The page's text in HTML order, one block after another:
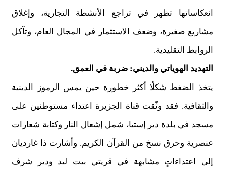
انعكاساتها تظهر في تراجع الأنشطة التجارية، وإغلاق
مشاريع صغيرة، وضعف الاستثمار في المجال العام، وتآكل
الروابط التقليدية.
التهديد الهوياتي والديني: ضربة في العمق.
يتخذ الضغط شكلًا أكثر خطورة حين يمس الرموز الدينية
والثقافية. فقد وثّقت قناة الجزيرة اعتداء مستوطنين على
مسجد في بلدة دير إستيا، شمل إشعال النار وكتابة شعارات
عنصرية وحرق نسخ من القرآن الكريم. وأشارت ذا غارديان
إلى اعتداءاتٍ مشابهة في قريتي بيت ليد ودير شرف